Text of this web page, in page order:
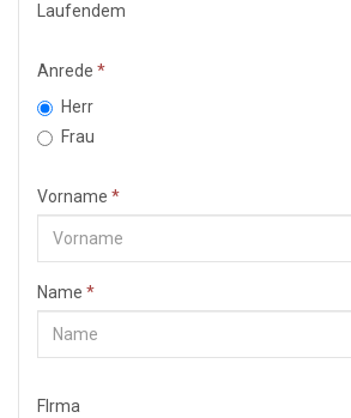
Laufendem
Anrede *
Herr
Frau
Vorname *
Name *
FIrma